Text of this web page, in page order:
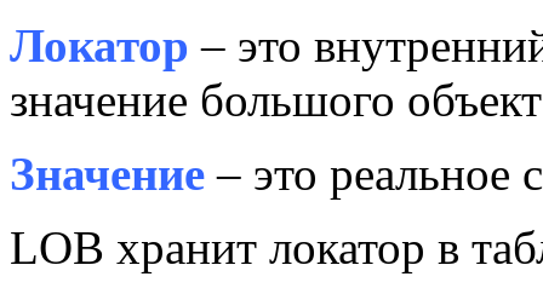
Локатор – это
значение большого
Значение – это реальное
LOB хранит локатор в